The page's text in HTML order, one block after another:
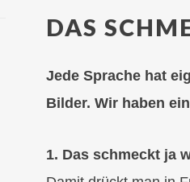
DAS
Jede Sprache hat
Bilder. Wir haben
1. Das schmeckt ja